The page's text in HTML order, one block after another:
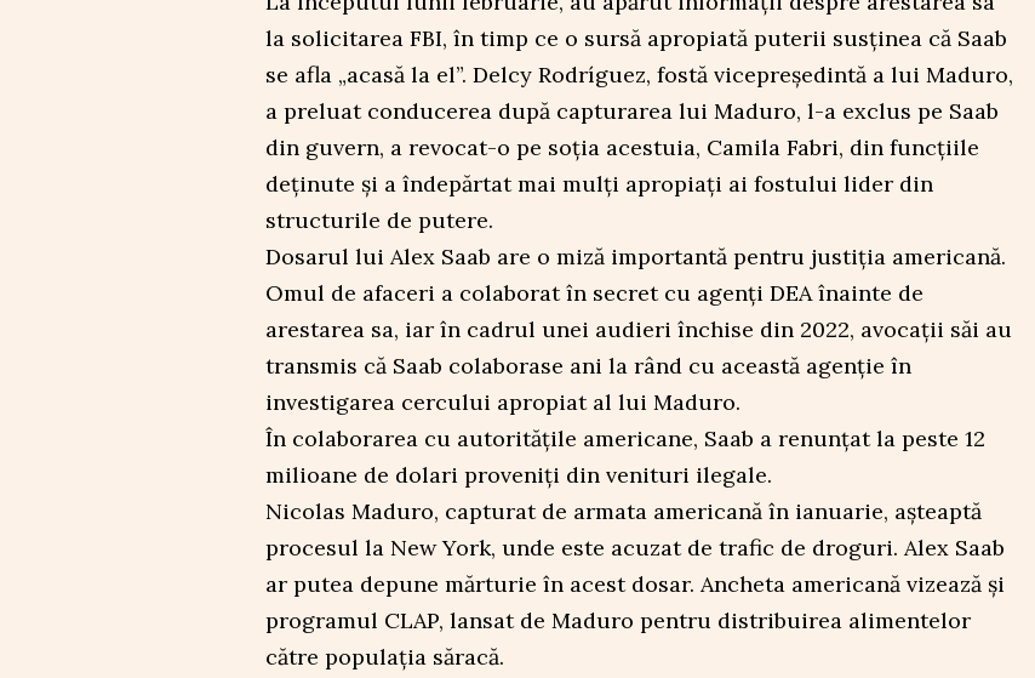
la solicitarea FBI, în timp ce o sursă apropiată puterii susținea că Saab
se afla „acasă la el”. Delcy Rodríguez, fostă vicepreședintă a lui Maduro,
a preluat conducerea după capturarea lui Maduro, l-a exclus pe Saab
din guvern, a revocat-o pe soția acestuia, Camila Fabri, din funcțiile
deținute și a îndepărtat mai mulți apropiați ai fostului lider din
structurile de putere.
Dosarul lui Alex Saab are o miză importantă pentru justiția americană.
Omul de afaceri a colaborat în secret cu agenți DEA înainte de
arestarea sa, iar în cadrul unei audieri închise din 2022, avocații săi au
transmis că Saab colaborase ani la rând cu această agenție în
investigarea cercului apropiat al lui Maduro.
În colaborarea cu autoritățile americane, Saab a renunțat la peste 12
milioane de dolari proveniți din venituri ilegale.
Nicolas Maduro, capturat de armata americană în ianuarie, așteaptă
procesul la New York, unde este acuzat de trafic de droguri. Alex Saab
ar putea depune mărturie în acest dosar. Ancheta americană vizează și
programul CLAP, lansat de Maduro pentru distribuirea alimentelor
către populația săracă.